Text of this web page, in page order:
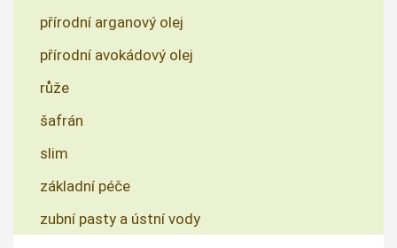
přírodní arganový olej
přírodní avokádový olej
růže
šafrán
slim
základní péče
zubní pasty a ústní vody